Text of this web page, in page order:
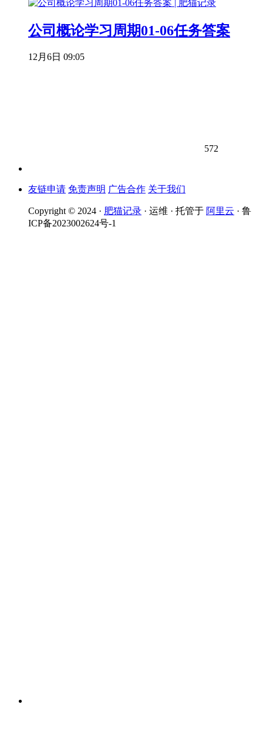
公司概论学习周期01-06任务答案
12月6日 09:05
572
友链申请 免责声明 广告合作 关于我们
Copyright © 2024 · 肥猫记录 · 运维 · 托管于 阿里云 · 鲁
ICP备2023002624号-1